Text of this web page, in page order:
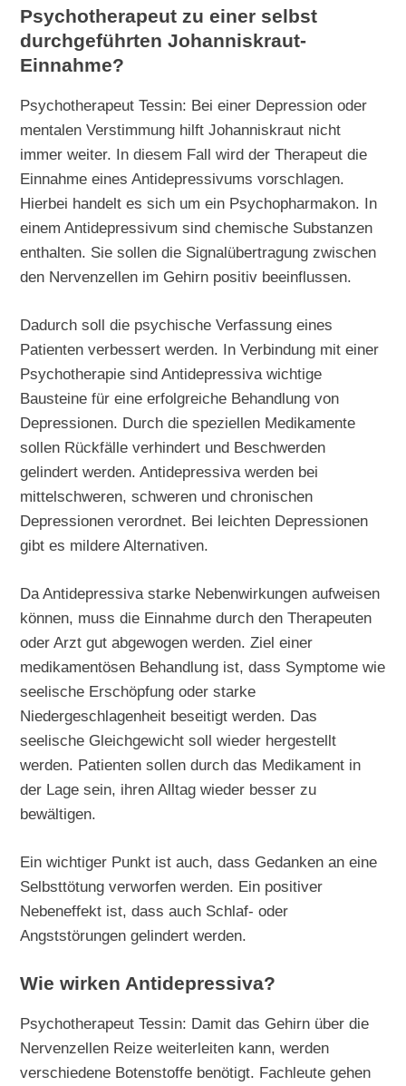
Psychotherapeut zu einer selbst
durchgeführten Johanniskraut-
Einnahme?
Psychotherapeut Tessin: Bei einer Depression oder
mentalen Verstimmung hilft Johanniskraut nicht
immer weiter. In diesem Fall wird der Therapeut die
Einnahme eines Antidepressivums vorschlagen.
Hierbei handelt es sich um ein Psychopharmakon. In
einem Antidepressivum sind chemische Substanzen
enthalten. Sie sollen die Signalübertragung zwischen
den Nervenzellen im Gehirn positiv beeinflussen.
Dadurch soll die psychische Verfassung eines
Patienten verbessert werden. In Verbindung mit einer
Psychotherapie sind Antidepressiva wichtige
Bausteine für eine erfolgreiche Behandlung von
Depressionen. Durch die speziellen Medikamente
sollen Rückfälle verhindert und Beschwerden
gelindert werden. Antidepressiva werden bei
mittelschweren, schweren und chronischen
Depressionen verordnet. Bei leichten Depressionen
gibt es mildere Alternativen.
Da Antidepressiva starke Nebenwirkungen aufweisen
können, muss die Einnahme durch den Therapeuten
oder Arzt gut abgewogen werden. Ziel einer
medikamentösen Behandlung ist, dass Symptome wie
seelische Erschöpfung oder starke
Niedergeschlagenheit beseitigt werden. Das
seelische Gleichgewicht soll wieder hergestellt
werden. Patienten sollen durch das Medikament in
der Lage sein, ihren Alltag wieder besser zu
bewältigen.
Ein wichtiger Punkt ist auch, dass Gedanken an eine
Selbsttötung verworfen werden. Ein positiver
Nebeneffekt ist, dass auch Schlaf- oder
Angststörungen gelindert werden.
Wie wirken Antidepressiva?
Psychotherapeut Tessin: Damit das Gehirn über die
Nervenzellen Reize weiterleiten kann, werden
verschiedene Botenstoffe benötigt. Fachleute gehen